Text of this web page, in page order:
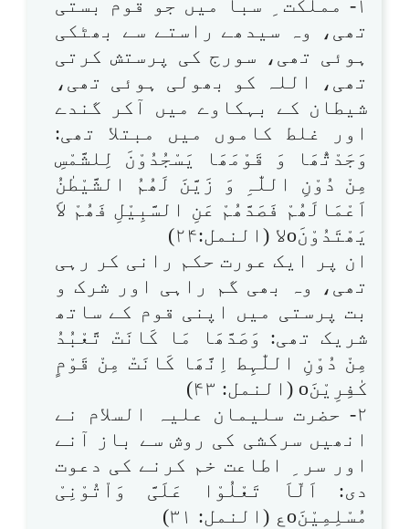
۱- مملکت ِ سبا میں جو قوم بستی
تھی، وہ سیدھے راستے سے بھٹکی
ہوئی تھی، سورج کی پرستش کرتی
تھی، اللہ کو بھولی ہوئی تھی،
شیطان کے بہکاوے میں آکر گندے
اور غلط کاموں میں مبتلا تھی:
وَجَدْتُّھَا وَ قَوْمَھَا یَسْجُدُوْنَ لِلشَّمْسِ
مِنْ دُوْنِ اللّٰہِ وَ زَیَّنَ لَھُمُ الشَّیْطٰنُ
اَعْمَالَھُمْ فَصَدَّھُمْ عَنِ السَّبِیْلِ فَھُمْ لاَ
یَھْتَدُوْنَoلا (النمل:۲۴)
ان پر ایک عورت حکم رانی کر رہی
تھی، وہ بھی گم راہی اور شرک و
بت پرستی میں اپنی قوم کے ساتھ
شریک تھی: وَصَدَّھَا مَا کَانَتْ تَّعْبُدُ
مِنْ دُوْنِ اللّٰہِط اِنَّھَا کَانَتْ مِنْ قَوْمٍ
کٰفِرِیْنَo (النمل: ۴۳)
۲- حضرت سلیمان علیہ السلام نے
انھیں سرکشی کی روش سے باز آنے
اور سر ِ اطاعت خم کرنے کی دعوت
دی: اَلّاَ تَعْلُوْا عَلَیَّ وَاْتُوْنِیْ
مُسْلِمِیْنَoع (النمل: ۳۱)